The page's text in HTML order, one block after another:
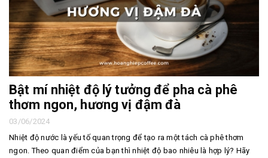
Bật mí nhiệt độ lý tưởng để pha cà phê
thơm ngon, hương vị đậm đà
03/06/2024
Nhiệt độ nước là yếu tố quan trọng để tạo ra một tách cà phê thơm
ngon. Theo quan điểm của bạn thì nhiệt độ bao nhiêu là hợp lý? Hãy